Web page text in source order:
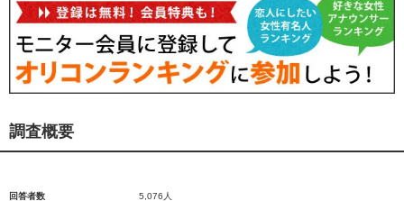
調査概要
回答者数
5,076人